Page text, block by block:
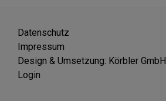
Datenschutz
Impressum
Design & Umsetzung: Körbler GmbH
Login